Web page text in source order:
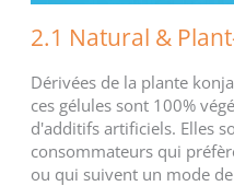
2.1 Natural &
Dérivées de la plante
ces gélules sont 100%
d'additifs artificiels. Elles
consommateurs qui
ou qui suivent un mode